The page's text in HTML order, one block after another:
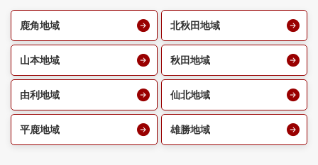
鹿角地域 北秋田地域
山本地域 秋田地域
由利地域 仙北地域
平鹿地域 雄勝地域